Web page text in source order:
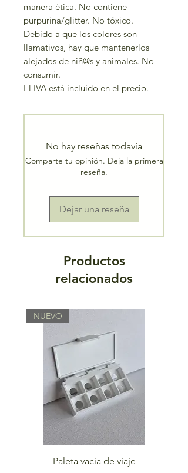
manera ética. No contiene
purpurina/glitter. No tóxico.
Debido a que los colores son
llamativos, hay que mantenerlos
alejados de niñ@s y animales. No
consumir.
El IVA está incluido en el precio.
No hay reseñas todavía
Comparte tu opinión. Deja la primera
reseña.
Dejar una reseña
Productos
relacionados
NUEVO
Paleta vacía de viaje